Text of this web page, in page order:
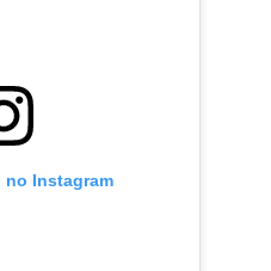
no Instagram